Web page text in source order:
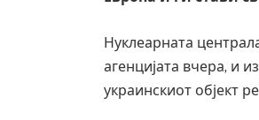
Нуклеарната
агенцијата вчера, и
украинскиот објект